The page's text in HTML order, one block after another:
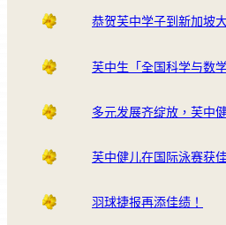
恭贺芙中学子到新加坡
芙中生「全国科学与数
多元发展齐绽放，芙中
芙中健儿在国际泳赛获佳
羽球捷报再添佳绩！